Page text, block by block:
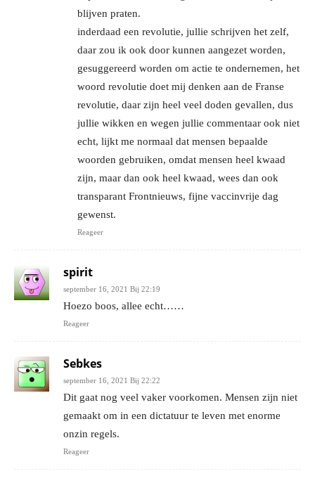
blijven praten.
inderdaad een revolutie, jullie schrijven het zelf,
daar zou ik ook door kunnen aangezet worden,
gesuggereerd worden om actie te ondernemen, het
woord revolutie doet mij denken aan de Franse
revolutie, daar zijn heel veel doden gevallen, dus
jullie wikken en wegen jullie commentaar ook niet
echt, lijkt me normaal dat mensen bepaalde
woorden gebruiken, omdat mensen heel kwaad
zijn, maar dan ook heel kwaad, wees dan ook
transparant Frontnieuws, fijne vaccinvrije dag
gewenst.
Reageer
spirit
september 16, 2021 Bij 22:19
Hoezo boos, allee echt……
Reageer
Sebkes
september 16, 2021 Bij 22:22
Dit gaat nog veel vaker voorkomen. Mensen zijn niet
gemaakt om in een dictatuur te leven met enorme
onzin regels.
Reageer